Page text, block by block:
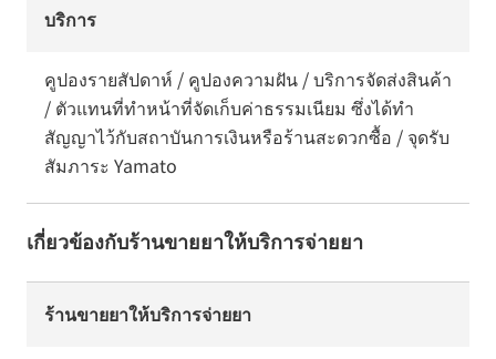
บริการ
คูปองรายสัปดาห์ / คูปองความฝัน / บริการจัดส่งสินค้า
/ ตัวแทนที่ทำหน้าที่จัดเก็บค่าธรรมเนียม ซึ่งได้ทำ
สัญญาไว้กับสถาบันการเงินหรือร้านสะดวกซื้อ / จุดรับ
สัมภาระ Yamato
เกี่ยวข้องกับร้านขายยาให้บริการจ่ายยา
ร้านขายยาให้บริการจ่ายยา